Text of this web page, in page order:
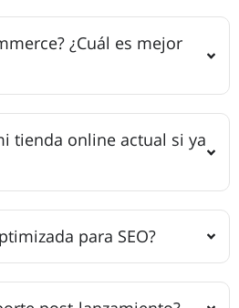
¿Cuál es mejor
tienda online actual si ya
para SEO?